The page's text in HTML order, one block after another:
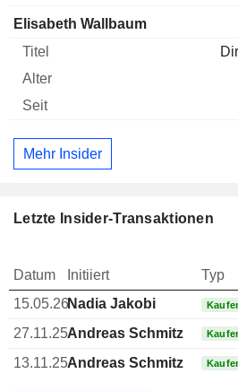
Elisabeth Wallbaum
Mehr Insider
Letzte Insider-Transaktionen
Datum Initiiert Typ
15.05.26Nadia Jakobi
27.11.25Andreas Schmitz
13.11.25Andreas Schmitz